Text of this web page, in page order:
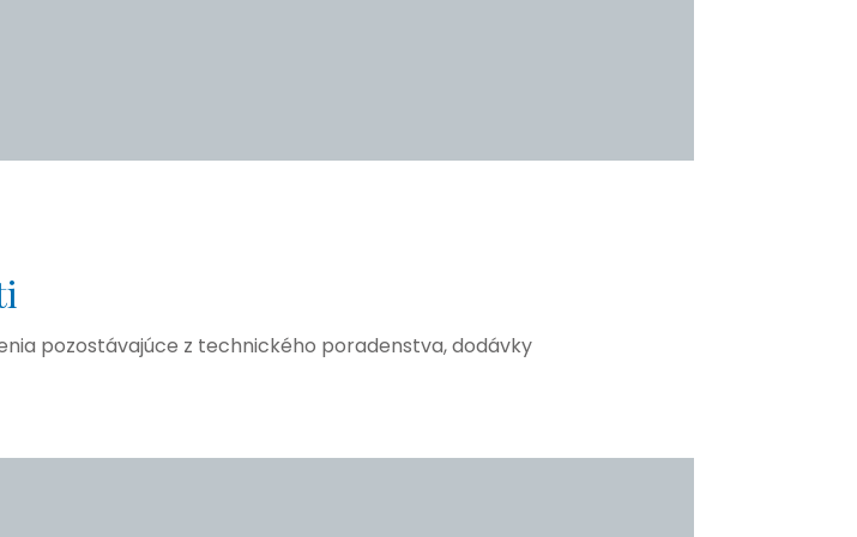
pozostávajúce z technického poradenstva, dodávky